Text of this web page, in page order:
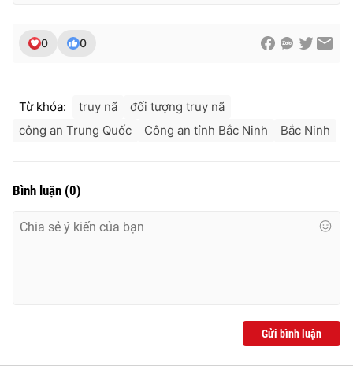
0 0
Từ khóa: truy nã
đối tượng truy nã
công an Trung Quốc
Công an tỉnh Bắc Ninh Bắc Ninh
Bình luận (0)
Gửi bình luận